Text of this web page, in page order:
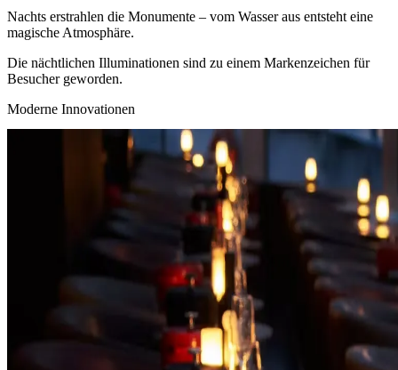
Nachts erstrahlen die Monumente – vom Wasser aus entsteht eine
magische Atmosphäre.
Die nächtlichen Illuminationen sind zu einem Markenzeichen für
Besucher geworden.
Moderne Innovationen